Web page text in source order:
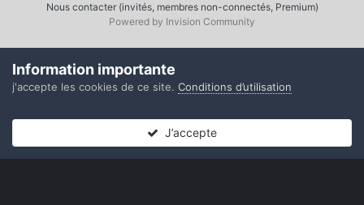
Nous contacter (invités, membres non-connectés, Premium)
Powered by Invision Community
Information importante
j'accepte les cookies de ce site. Conditions d’utilisation
J’accepte